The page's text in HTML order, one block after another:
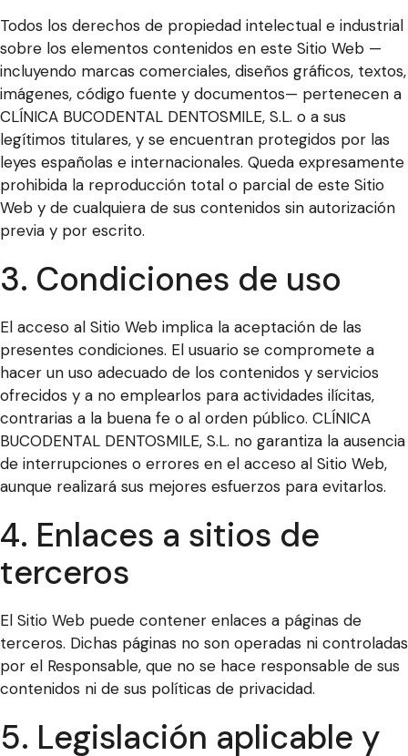
Todos los derechos de propiedad intelectual e industrial
sobre los elementos contenidos en este Sitio Web —
incluyendo marcas comerciales, diseños gráficos, textos,
imágenes, código fuente y documentos— pertenecen a
CLÍNICA BUCODENTAL DENTOSMILE, S.L. o a sus
legítimos titulares, y se encuentran protegidos por las
leyes españolas e internacionales. Queda expresamente
prohibida la reproducción total o parcial de este Sitio
Web y de cualquiera de sus contenidos sin autorización
previa y por escrito.
3. Condiciones de uso
El acceso al Sitio Web implica la aceptación de las
presentes condiciones. El usuario se compromete a
hacer un uso adecuado de los contenidos y servicios
ofrecidos y a no emplearlos para actividades ilícitas,
contrarias a la buena fe o al orden público. CLÍNICA
BUCODENTAL DENTOSMILE, S.L. no garantiza la ausencia
de interrupciones o errores en el acceso al Sitio Web,
aunque realizará sus mejores esfuerzos para evitarlos.
4. Enlaces a sitios de
terceros
El Sitio Web puede contener enlaces a páginas de
terceros. Dichas páginas no son operadas ni controladas
por el Responsable, que no se hace responsable de sus
contenidos ni de sus políticas de privacidad.
5. Legislación aplicable y